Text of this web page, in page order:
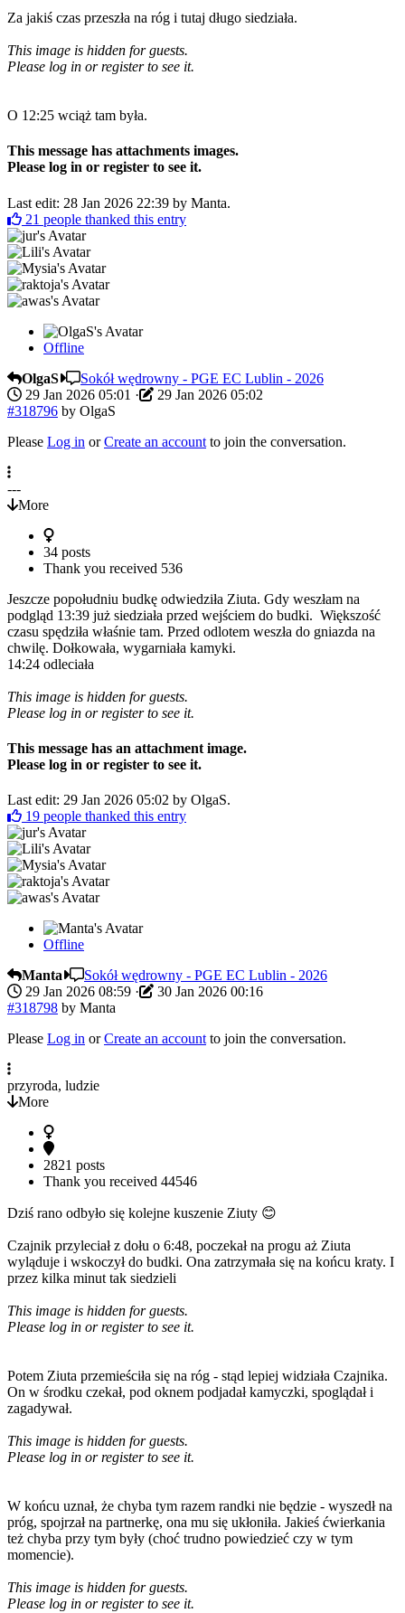
Za jakiś czas przeszła na róg i tutaj długo siedziała.
This image is hidden for guests.
Please log in or register to see it.
O 12:25 wciąż tam była.
This message has attachments images.
Please log in or register to see it.
Last edit: 28 Jan 2026 22:39 by Manta.
21 people thanked this entry
Offline
OlgaS
Sokół wędrowny - PGE EC Lublin - 2026
29 Jan 2026 05:01 ·
29 Jan 2026 05:02
#318796 by OlgaS
Please Log in orCreate an account to join the conversation.
---
More
34 posts
Thank you received 536
Jeszcze popołudniu budkę odwiedziła Ziuta. Gdy weszłam na
podgląd 13:39 już siedziała przed wejściem do budki. Większość
czasu spędziła właśnie tam. Przed odlotem weszła do gniazda na
chwilę. Dołkowała, wygarniała kamyki.
14:24 odleciała
This image is hidden for guests.
Please log in or register to see it.
This message has an attachment image.
Please log in or register to see it.
Last edit: 29 Jan 2026 05:02 by OlgaS.
19 people thanked this entry
Offline
Manta
Sokół wędrowny - PGE EC Lublin - 2026
29 Jan 2026 08:59 ·
30 Jan 2026 00:16
#318798 by Manta
Please Log in orCreate an account to join the conversation.
przyroda, ludzie
More
2821 posts
Thank you received 44546
Dziś rano odbyło się kolejne kuszenie Ziuty 😊
Czajnik przyleciał z dołu o 6:48, poczekał na progu aż Ziuta
wyląduje i wskoczył do budki. Ona zatrzymała się na końcu kraty. I
przez kilka minut tak siedzieli
This image is hidden for guests.
Please log in or register to see it.
Potem Ziuta przemieściła się na róg - stąd lepiej widziała Czajnika.
On w środku czekał, pod oknem podjadał kamyczki, spoglądał i
zagadywał.
This image is hidden for guests.
Please log in or register to see it.
W końcu uznał, że chyba tym razem randki nie będzie - wyszedł na
próg, spojrzał na partnerkę, ona mu się ukłoniła. Jakieś ćwierkania
też chyba przy tym były (choć trudno powiedzieć czy w tym
momencie).
This image is hidden for guests.
Please log in or register to see it.